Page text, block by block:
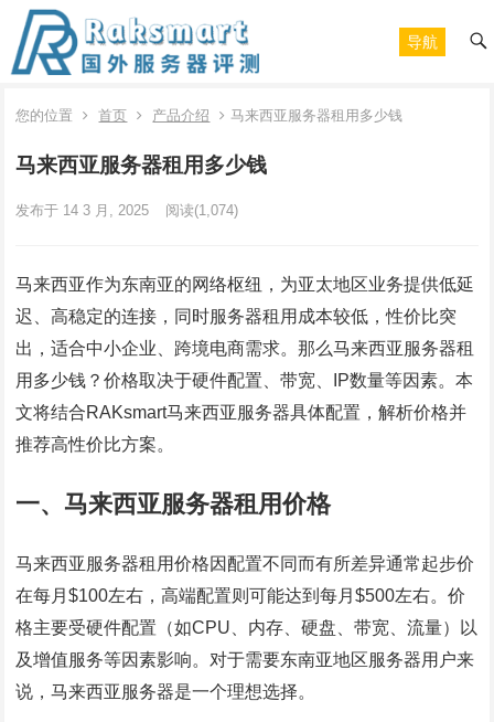
导航
您的位置 首页 产品介绍 马来西亚服务器租用多少钱
马来西亚服务器租用多少钱
发布于 14 3 月, 2025 阅读(1,074)
马来西亚作为东南亚的网络枢纽，为亚太地区业务提供低延
迟、高稳定的连接，同时服务器租用成本较低，性价比突
出，适合中小企业、跨境电商需求。那么马来西亚服务器租
用多少钱？价格取决于硬件配置、带宽、IP数量等因素。本
文将结合RAKsmart马来西亚服务器具体配置，解析价格并
推荐高性价比方案。
一、马来西亚服务器租用价格
马来西亚服务器租用价格因配置不同而有所差异通常起步价
在每月$100左右，高端配置则可能达到每月$500左右。价
格主要受硬件配置（如CPU、内存、硬盘、带宽、流量）以
及增值服务等因素影响。对于需要东南亚地区服务器用户来
说，马来西亚服务器是一个理想选择。